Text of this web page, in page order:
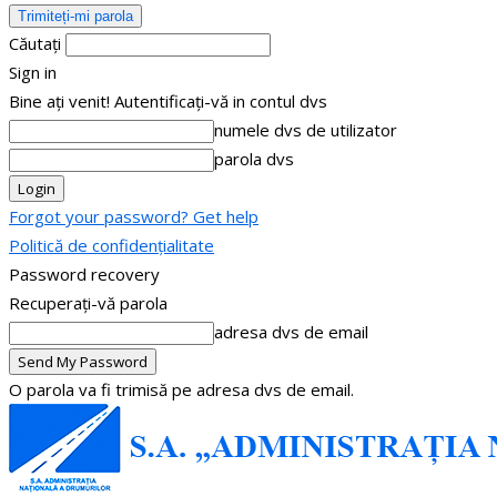
Căutați
Sign in
Bine ați venit! Autentificați-vă in contul dvs
numele dvs de utilizator
parola dvs
Forgot your password? Get help
Politică de confidențialitate
Password recovery
Recuperați-vă parola
adresa dvs de email
O parola va fi trimisă pe adresa dvs de email.